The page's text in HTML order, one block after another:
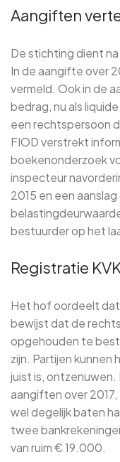
Aangiften
De stichting dient
In de aangifte over
vermeld. Ook in de
bedrag, nu als
een rechtspersoon
FIOD verstrekt
boekenonderzoek
inspecteur
2015 en een
bestuurder op het
Registratie
Het hof oordeelt
bewijst dat de
opgehouden te
zijn. Partijen
juist is,
aangiften over
wel degelijk baten
twee
van ruim € 19.000.